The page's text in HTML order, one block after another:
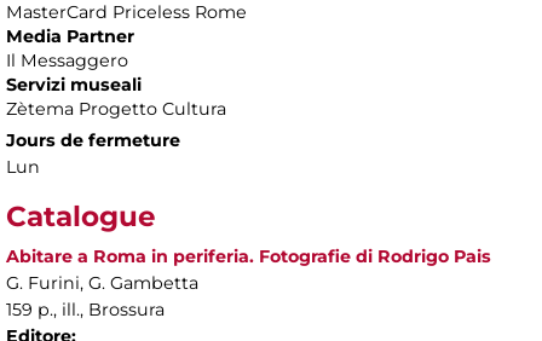
MasterCard Priceless Rome
Media Partner
Il Messaggero
Servizi museali
Zètema Progetto Cultura
Jours de fermeture
Lun
Catalogue
Abitare a Roma in periferia. Fotografie di Rodrigo Pais
G. Furini, G. Gambetta
159 p., ill., Brossura
Editore: